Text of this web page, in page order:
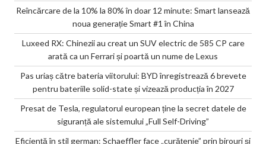
Reîncărcare de la 10% la 80% în doar 12 minute: Smart lansează
noua generație Smart #1 în China
Luxeed RX: Chinezii au creat un SUV electric de 585 CP care
arată ca un Ferrari și poartă un nume de Lexus
Pas uriaș către bateria viitorului: BYD înregistrează 6 brevete
pentru bateriile solid-state și vizează producția în 2027
Presat de Tesla, regulatorul european ține la secret datele de
siguranță ale sistemului „Full Self-Driving”
Eficiență în stil german: Schaeffler face „curățenie” prin birouri și